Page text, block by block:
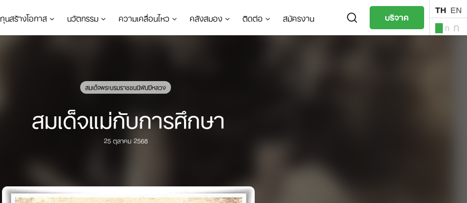
ทุนสร้างโอกาส นวัตกรรม ความเคลื่อนไหว คลังสมอง ติดต่อ สมัครงาน บริจาค TH EN
ก ก
สมเด็จพระบรมราชชนนีพันปีหลวง
สมเด็จแม่กับการศึกษา
25 ตุลาคม 2568